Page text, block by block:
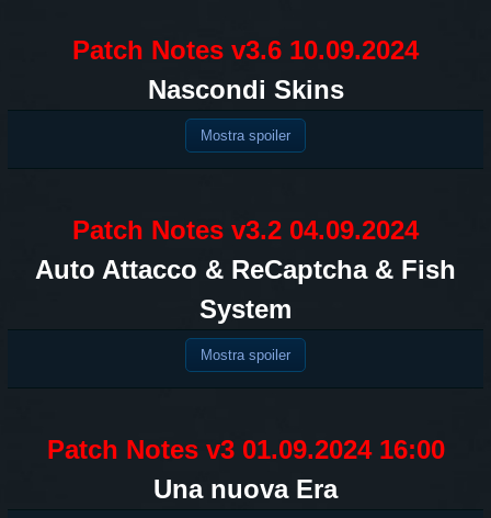
Patch Notes v3.6 10.09.2024
Nascondi Skins
Mostra spoiler
Patch Notes v3.2 04.09.2024
Auto Attacco & ReCaptcha & Fish
System
Mostra spoiler
Patch Notes v3 01.09.2024 16:00
Una nuova Era